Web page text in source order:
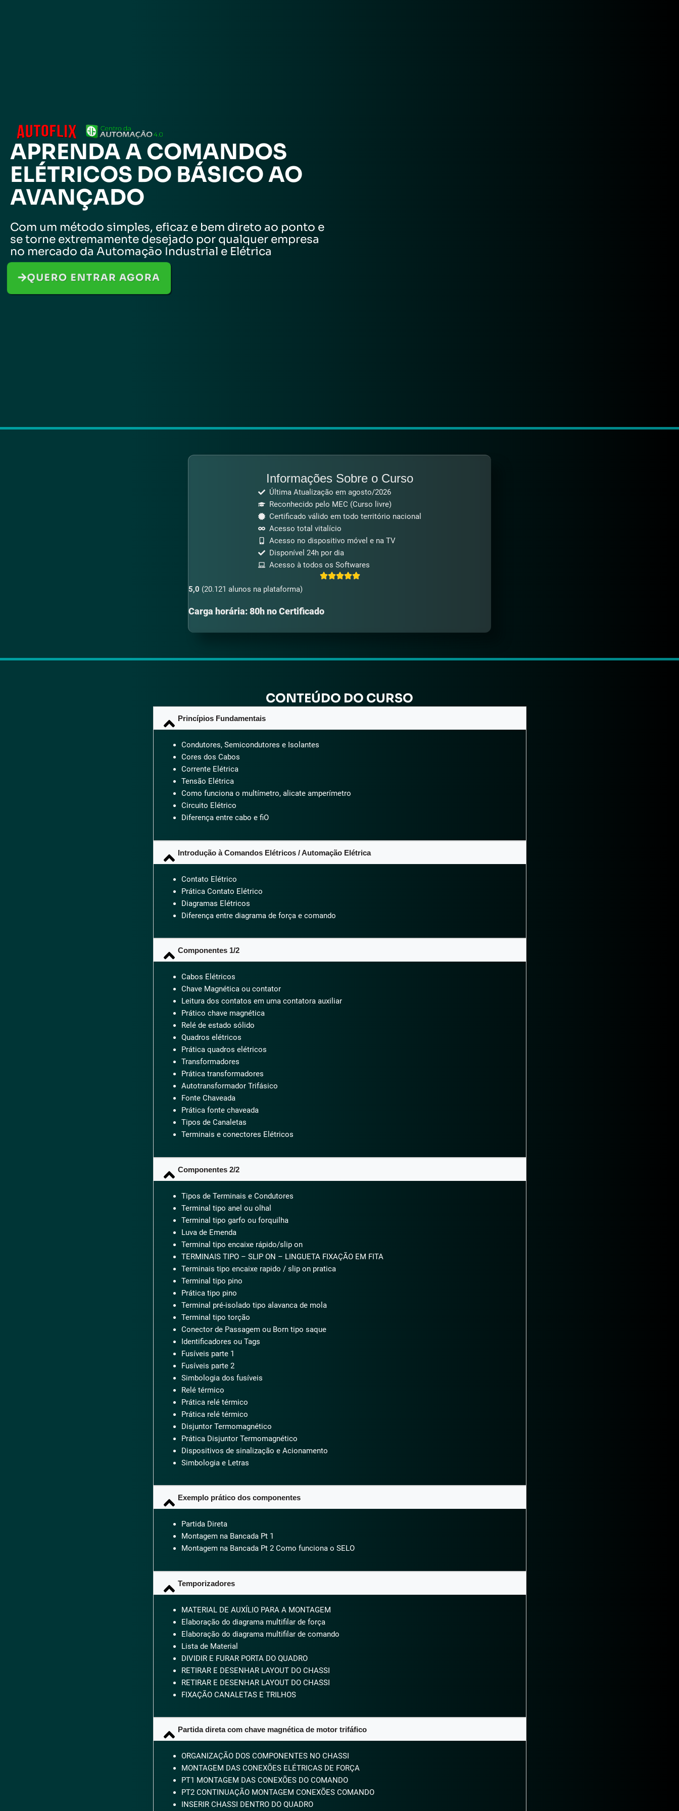
APRENDA A COMANDOS
ELÉTRICOS DO BÁSICO AO
AVANÇADO
Com um método simples, eficaz e bem direto ao ponto e
se torne extremamente desejado por qualquer empresa
no mercado da Automação Industrial e Elétrica
QUERO ENTRAR AGORA
Informações Sobre o Curso
Última Atualização em agosto/2026
Reconhecido pelo MEC (Curso livre)
Certificado válido em todo território nacional
Acesso total vitalício
Acesso no dispositivo móvel e na TV
Disponível 24h por dia
Acesso à todos os Softwares
5,0 (20.121 alunos na plataforma)
Carga horária: 80h no Certificado
CONTEÚDO DO CURSO
Princípios Fundamentais​
Condutores, Semicondutores e Isolantes
Cores dos Cabos
Corrente Elétrica
Tensão Elétrica
Como funciona o multímetro, alicate amperímetro
Circuito Elétrico
Diferença entre cabo e fiO
Introdução à Comandos Elétricos / Automação Elétrica​
Contato Elétrico
Prática Contato Elétrico
Diagramas Elétricos
Diferença entre diagrama de força e comando
Componentes 1/2​
Cabos Elétricos
Chave Magnética ou contator
Leitura dos contatos em uma contatora auxiliar
Prático chave magnética
Relé de estado sólido
Quadros elétricos
Prática quadros elétricos
Transformadores
Prática transformadores
Autotransformador Trifásico
Fonte Chaveada
Prática fonte chaveada
Tipos de Canaletas
Terminais e conectores Elétricos
Componentes 2/2​
Tipos de Terminais e Condutores
Terminal tipo anel ou olhal
Terminal tipo garfo ou forquilha
Luva de Emenda
Terminal tipo encaixe rápido/slip on
TERMINAIS TIPO – SLIP ON – LINGUETA FIXAÇÃO EM FITA
Terminais tipo encaixe rapido / slip on pratica
Terminal tipo pino
Prática tipo pino
Terminal pré-isolado tipo alavanca de mola
Terminal tipo torção
Conector de Passagem ou Born tipo saque
Identificadores ou Tags
Fusíveis parte 1
Fusíveis parte 2
Simbologia dos fusíveis
Relé térmico
Prática relé térmico
Prática relé térmico
Disjuntor Termomagnético
Prática Disjuntor Termomagnético
Dispositivos de sinalização e Acionamento
Simbologia e Letras
Exemplo prático dos componentes​
Partida Direta
Montagem na Bancada Pt 1
Montagem na Bancada Pt 2 Como funciona o SELO
Temporizadores​
MATERIAL DE AUXÍLIO PARA A MONTAGEM
Elaboração do diagrama multifilar de força
Elaboração do diagrama multifilar de comando
Lista de Material
DIVIDIR E FURAR PORTA DO QUADRO
RETIRAR E DESENHAR LAYOUT DO CHASSI
RETIRAR E DESENHAR LAYOUT DO CHASSI
FIXAÇÃO CANALETAS E TRILHOS
Partida direta com chave magnética de motor trifáfico​
ORGANIZAÇÃO DOS COMPONENTES NO CHASSI
MONTAGEM DAS CONEXÕES ELÉTRICAS DE FORÇA
PT1 MONTAGEM DAS CONEXÕES DO COMANDO
PT2 CONTINUAÇÃO MONTAGEM CONEXÕES COMANDO
INSERIR CHASSI DENTRO DO QUADRO